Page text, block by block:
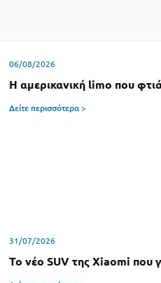
06/08/2026
Η αμερικανική limo που
Δείτε περισσότερα >
31/07/2026
Το νέο SUV της Xiaomi που